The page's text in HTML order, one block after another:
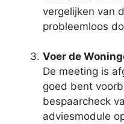
vergelijken van
probleemloos
Voer de
De meeting is
goed bent
bespaarcheck
adviesmodule